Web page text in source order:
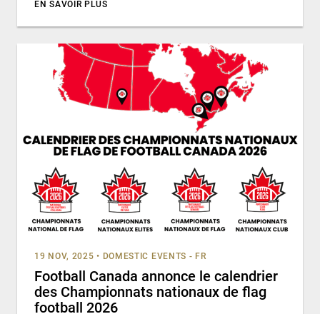
EN SAVOIR PLUS
19 NOV, 2025 • DOMESTIC EVENTS - FR
Football Canada annonce le calendrier
des Championnats nationaux de flag
football 2026